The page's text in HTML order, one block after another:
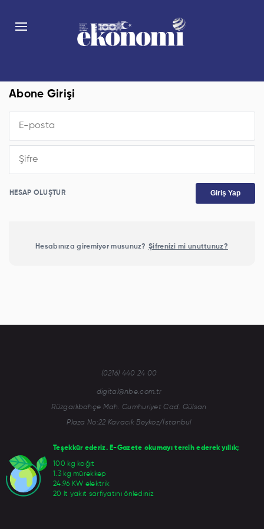
Abone Girişi
HESAP OLUŞTUR Giriş Yap
Hesabınıza giremiyor musunuz? Şifrenizi mi unuttunuz?
Teşekkür ederiz. E-Gazete okumayı tercih ederek yıllık;
100 kg kağıt
1.3 kg mürekkep
24.96 KW elektrik
20 lt yakıt sarfiyatını önlediniz
(0216) 440 24 00
digital@nbe.com.tr
Rüzgarlıbahçe Mah. Cumhuriyet Cad. Gülsan
Plaza No:22 Kavacık Beykoz/İstanbul